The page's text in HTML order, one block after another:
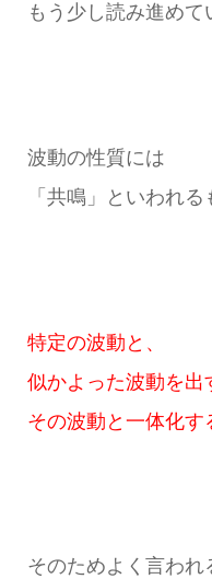
もう少し読み進めて
波動の性質には
「共鳴」といわれる
特定の波動と、
似かよった波動を出
その波動と一体化す
そのためよく言われ